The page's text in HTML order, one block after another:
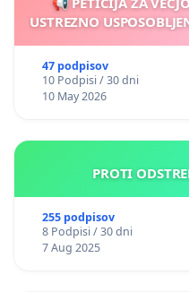
USTREZNO
47 podpisov
10 Podpisi / 30 dni
10 May 2026
PROTI
255 podpisov
8 Podpisi / 30 dni
7 Aug 2025